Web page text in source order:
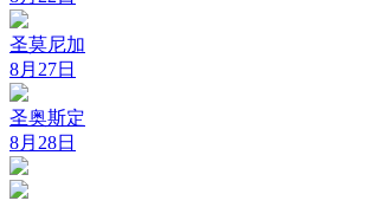
圣莫尼加
8月27日
圣奥斯定
8月28日